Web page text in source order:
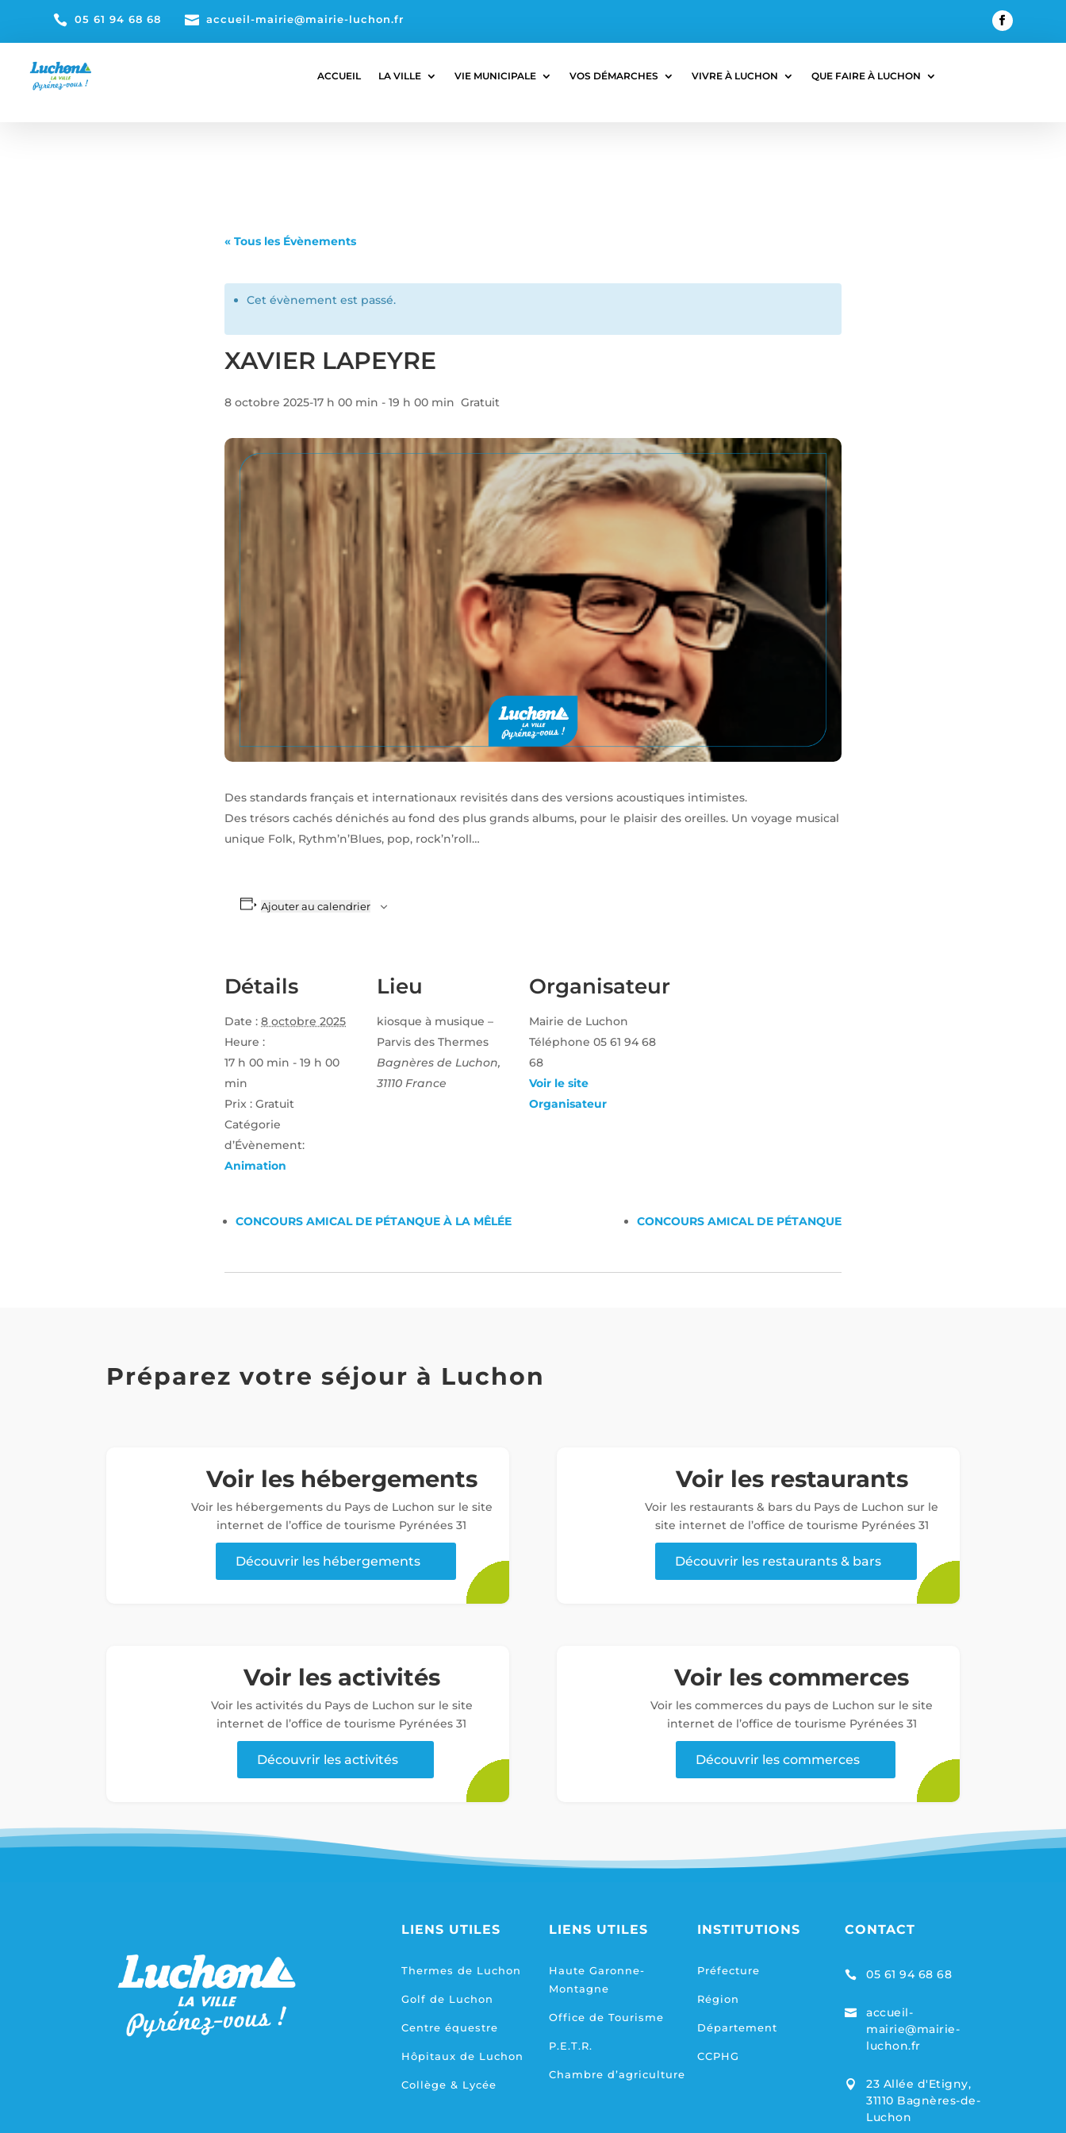
 05 61 94 68 68  accueil-mairie@mairie-luchon.fr
ACCUEIL LA VILLE VIE MUNICIPALE VOS DÉMARCHES VIVRE À LUCHON QUE FAIRE À LUCHON
« Tous les Évènements
Cet évènement est passé.
XAVIER LAPEYRE
8 octobre 2025-17 h 00 min -19 h 00 min Gratuit
Des standards français et internationaux revisités dans des versions acoustiques intimistes.
Des trésors cachés dénichés au fond des plus grands albums, pour le plaisir des oreilles. Un voyage musical
unique Folk, Rythm’n’Blues, pop, rock’n’roll…
Ajouter au calendrier
Détails
Date : 8 octobre 2025
Heure :
17 h 00 min - 19 h 00
min
Prix : Gratuit
Catégorie
d’Évènement:
Animation
Lieu
kiosque à musique –
Parvis des Thermes
Bagnères de Luchon,
31110 France
Organisateur
Mairie de Luchon
Téléphone05 61 94 68
68
Voir le site
Organisateur
CONCOURS AMICAL DE PÉTANQUE À LA MÊLÉE CONCOURS AMICAL DE PÉTANQUE
Préparez votre séjour à Luchon
Voir les hébergements
Voir les hébergements du Pays de Luchon sur le site
internet de l’office de tourisme Pyrénées 31
Découvrir les hébergements
Voir les restaurants
Voir les restaurants & bars du Pays de Luchon sur le
site internet de l’office de tourisme Pyrénées 31
Découvrir les restaurants & bars
Voir les activités
Voir les activités du Pays de Luchon sur le site
internet de l’office de tourisme Pyrénées 31
Découvrir les activités
Voir les commerces
Voir les commerces du pays de Luchon sur le site
internet de l’office de tourisme Pyrénées 31
Découvrir les commerces
LIENS UTILES
Thermes de Luchon
Golf de Luchon
Centre équestre
Hôpitaux de Luchon
Collège & Lycée
LIENS UTILES
Haute Garonne-
Montagne
Office de Tourisme
P.E.T.R.
Chambre d’agriculture
INSTITUTIONS
Préfecture
Région
Département
CCPHG
CONTACT
 05 61 94 68 68

accueil-
mairie@mairie-
luchon.fr

23 Allée d'Etigny,
31110 Bagnères-de-
Luchon